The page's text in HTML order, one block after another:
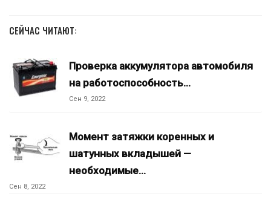
СЕЙЧАС ЧИТАЮТ:
Проверка аккумулятора автомобиля
на работоспособность…
Сен 9, 2022
Момент затяжки коренных и
шатунных вкладышей —
необходимые…
Сен 8, 2022